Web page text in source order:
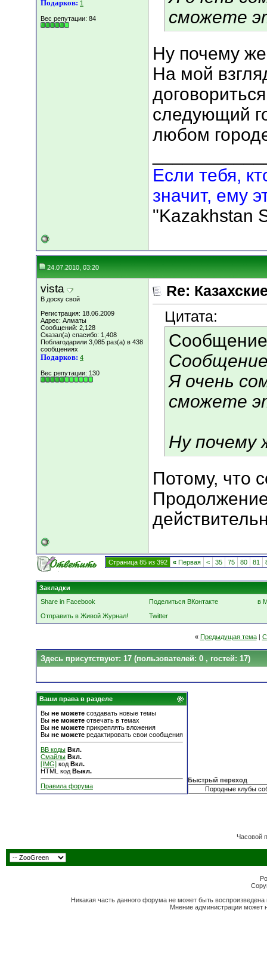
Подарков: 1
Вес репутации: 84
сможете
Ну почему
На мой
следующий
любом
Если тебя,
значит, ему
"Kazakhstan
24.07.2010, 03:20
vista
В доску свой
Регистрация: 18.06.2009
Адрес: Алматы
Сообщений: 2,128
Сказал(а) спасибо: 1,408
Поблагодарили 3,085 раз(а) в 438
сообщениях
Подарков: 4
Вес репутации: 130
Re:
Цитата:
Я очень
сможете
Ну почему
Потому, что
Страница 85 из 392 « Первая < 35 75 80 81
Закладки
Share in Facebook
Поделиться ВКонтакте
в
Отправить в Живой Журнал!
Twitter
« Предыдущая тема|
Здесь присутствуют: 17 (пользователей: 0 , гостей: 17)
Ваши права в разделе
Вы не можете создавать новые темы
Вы не можете отвечать в темах
Вы не можете прикреплять вложения
Вы не можете редактировать свои сообщения
BB коды Вкл.
Смайлы Вкл.
[IMG] код Вкл.
HTML код Выкл.
Правила форума
Быстрый переход
Часовой
Никакая часть данного форума не может быть
Мнение администрации может